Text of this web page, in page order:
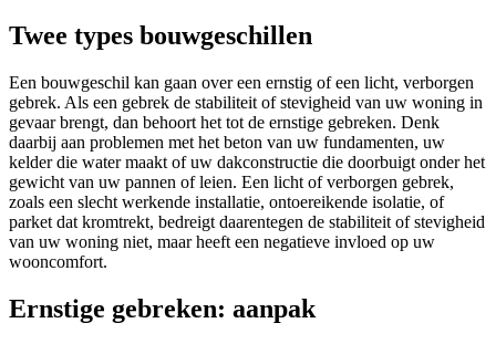
Twee types bouwgeschillen
Een bouwgeschil kan gaan over een ernstig of een licht, verborgen
gebrek. Als een gebrek de stabiliteit of stevigheid van uw woning in
gevaar brengt, dan behoort het tot de ernstige gebreken. Denk
daarbij aan problemen met het beton van uw fundamenten, uw
kelder die water maakt of uw dakconstructie die doorbuigt onder het
gewicht van uw pannen of leien. Een licht of verborgen gebrek,
zoals een slecht werkende installatie, ontoereikende isolatie, of
parket dat kromtrekt, bedreigt daarentegen de stabiliteit of stevigheid
van uw woning niet, maar heeft een negatieve invloed op uw
wooncomfort.
Ernstige gebreken: aanpak